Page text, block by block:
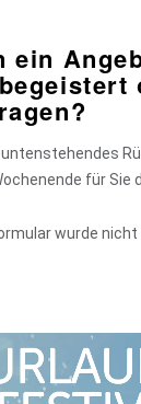
ein
für Sie
wurde nicht